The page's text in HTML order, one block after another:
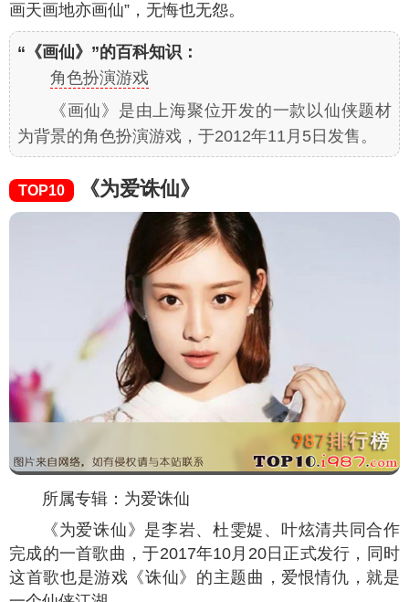
画天画地亦画仙”，无悔也无怨。
“《画仙》”的百科知识：
角色扮演游戏
《画仙》是由上海聚位开发的一款以仙侠题材
为背景的角色扮演游戏，于2012年11月5日发售。
TOP10 《为爱诛仙》
所属专辑：为爱诛仙
《为爱诛仙》是李岩、杜雯媞、叶炫清共同合作
完成的一首歌曲，于2017年10月20日正式发行，同时
这首歌也是游戏《诛仙》的主题曲，爱恨情仇，就是